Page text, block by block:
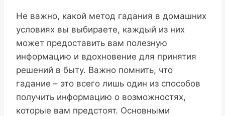
Не важно, какой метод гадания в домашних
условиях вы выбираете, каждый из них
может предоставить вам полезную
информацию и вдохновение для принятия
решений в быту. Важно помнить, что
гадание – это всего лишь один из способов
получить информацию о возможностях,
которые вам предстоят. Основными